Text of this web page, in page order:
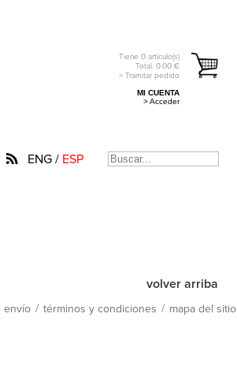
Tiene 0 artículo(s)
Total: 0.00 €
> Tramitar pedido
MI CUENTA
> Acceder
ENG / ESP
volver arriba
envío / términos y condiciones / mapa del sitio